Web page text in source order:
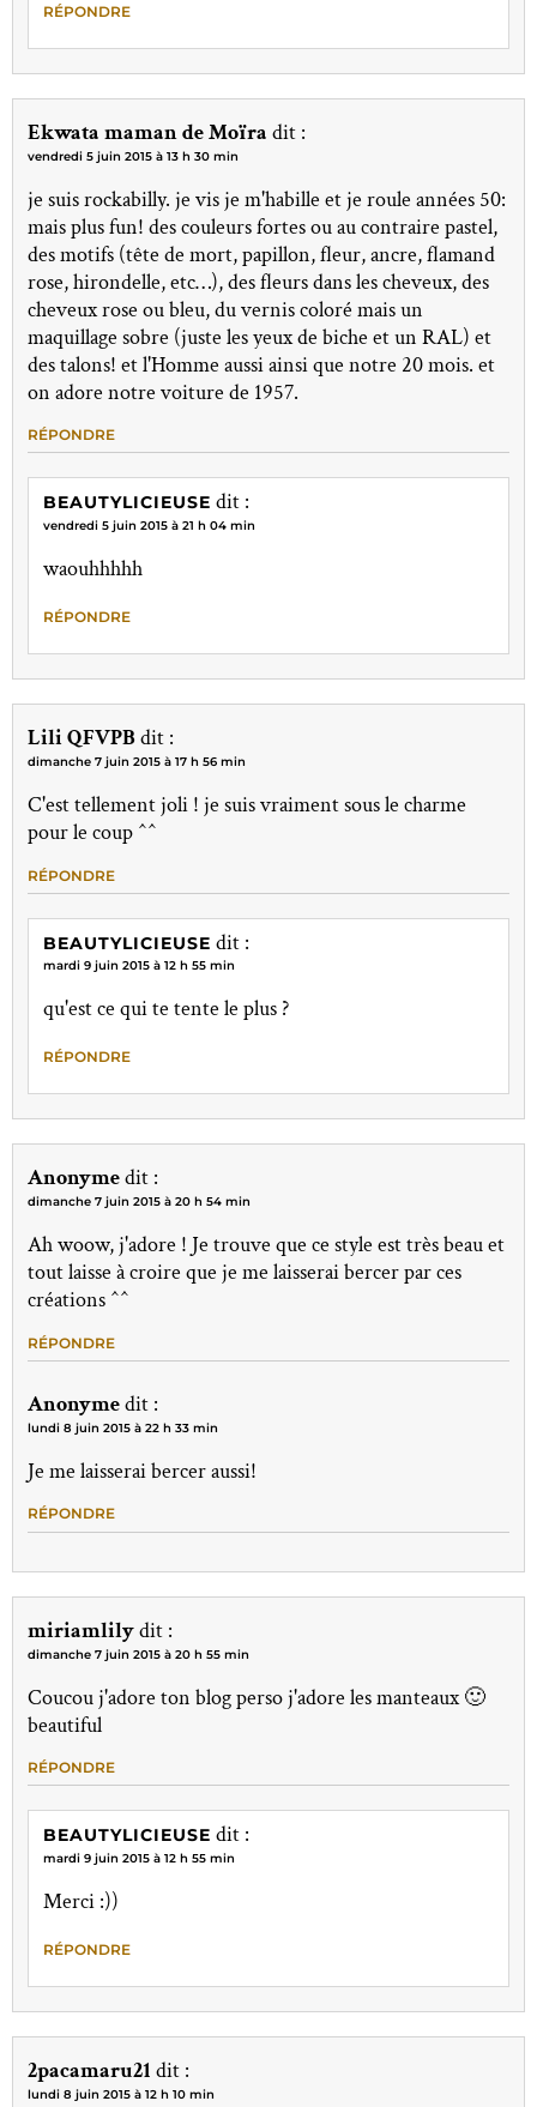
RÉPONDRE
Ekwata maman de Moïra dit :
vendredi 5 juin 2015 à 13 h 30 min
je suis rockabilly. je vis je m'habille et je roule années 50:
mais plus fun! des couleurs fortes ou au contraire pastel,
des motifs (tête de mort, papillon, fleur, ancre, flamand
rose, hirondelle, etc…), des fleurs dans les cheveux, des
cheveux rose ou bleu, du vernis coloré mais un
maquillage sobre (juste les yeux de biche et un RAL) et
des talons! et l'Homme aussi ainsi que notre 20 mois. et
on adore notre voiture de 1957.
RÉPONDRE
BEAUTYLICIEUSE dit :
vendredi 5 juin 2015 à 21 h 04 min
waouhhhhh
RÉPONDRE
Lili QFVPBdit :
dimanche 7 juin 2015 à 17 h 56 min
C'est tellement joli ! je suis vraiment sous le charme
pour le coup ^^
RÉPONDRE
BEAUTYLICIEUSE dit :
mardi 9 juin 2015 à 12 h 55 min
qu'est ce qui te tente le plus ?
RÉPONDRE
Anonymedit :
dimanche 7 juin 2015 à 20 h 54 min
Ah woow, j'adore ! Je trouve que ce style est très beau et
tout laisse à croire que je me laisserai bercer par ces
créations ^^
RÉPONDRE
Anonymedit :
lundi 8 juin 2015 à 22 h 33 min
Je me laisserai bercer aussi!
RÉPONDRE
miriamlilydit :
dimanche 7 juin 2015 à 20 h 55 min
Coucou j'adore ton blog perso j'adore les manteaux 🙂
beautiful
RÉPONDRE
BEAUTYLICIEUSE dit :
mardi 9 juin 2015 à 12 h 55 min
Merci :))
RÉPONDRE
2pacamaru21 dit :
lundi 8 juin 2015 à 12 h 10 min